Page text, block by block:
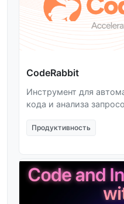
CodeRabbit
Инструмент для
кода и анализа
Продуктивность